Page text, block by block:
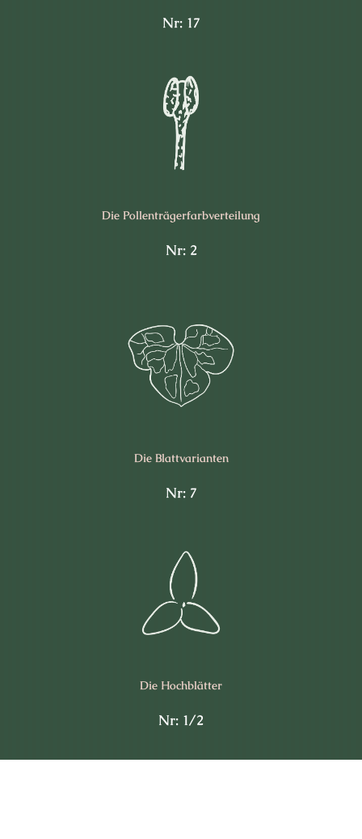
Nr: 17
Die Pollen­trägerfarb­verteilung
Nr: 2
Die Blattvarianten
Nr: 7
Die Hochblätter
Nr: 1/2